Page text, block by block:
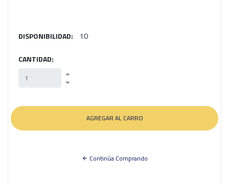
DISPONIBILIDAD: 10
CANTIDAD:
Continúa Comprando